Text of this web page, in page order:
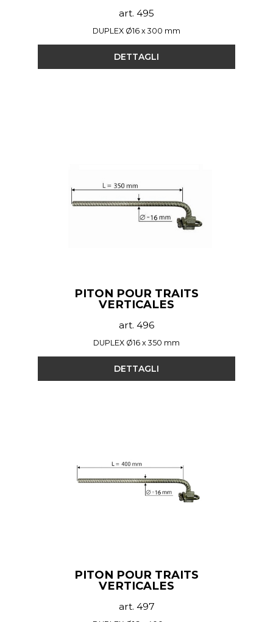
art. 495
DUPLEX Ø16 x 300 mm
DETTAGLI
PITON POUR TRAITS
VERTICALES
art. 496
DUPLEX Ø16 x 350 mm
DETTAGLI
PITON POUR TRAITS
VERTICALES
art. 497